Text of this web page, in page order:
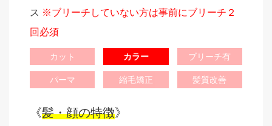
ス ※ブリーチしていない方は事前にブリーチ２
回必須
カット カラー ブリーチ有
パーマ 縮毛矯正 髪質改善
《髪・顔の特徴》